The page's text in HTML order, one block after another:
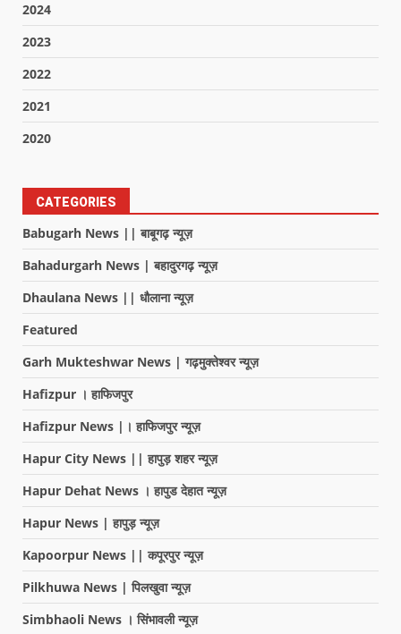
2024
2023
2022
2021
2020
CATEGORIES
Babugarh News || बाबूगढ़ न्यूज़
Bahadurgarh News | बहादुरगढ़ न्यूज़
Dhaulana News || धौलाना न्यूज़
Featured
Garh Mukteshwar News | गढ़मुक्तेश्वर न्यूज़
Hafizpur । हाफिजपुर
Hafizpur News |। हाफिजपुर न्यूज़
Hapur City News || हापुड़ शहर न्यूज़
Hapur Dehat News । हापुड देहात न्यूज़
Hapur News | हापुड़ न्यूज़
Kapoorpur News || कपूरपुर न्यूज़
Pilkhuwa News | पिलखुवा न्यूज़
Simbhaoli News । सिंभावली न्यूज़